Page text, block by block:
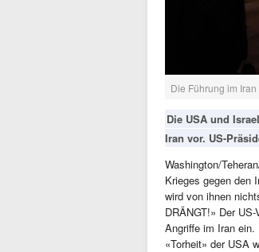
Die Führung im
Die USA und
Iran vor. US-
Washington/
Krieges gegen den
wird von ihnen
DRÄNGT!» Der
Angriffe im Iran
«Torheit» der USA